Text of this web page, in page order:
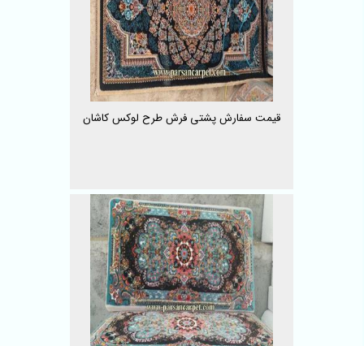
قیمت سفارش پشتی فرش طرح لوکس کاشان